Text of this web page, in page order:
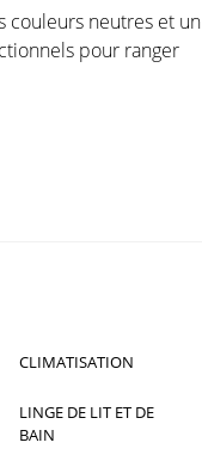
couleurs neutres et un
pour ranger
CLIMATISATION
LINGE DE LIT ET DE
BAIN